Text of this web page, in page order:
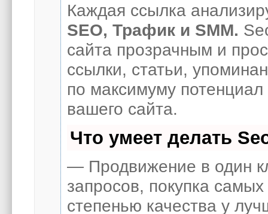
Каждая ссылка
SEO, Трафик и SMM.
сайта прозрачным и
ссылки, статьи,
по максимуму
вашего сайта.
Что умеет делать
— Продвижение в один
запросов, покупка
степенью качества у